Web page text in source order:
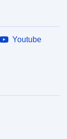
Youtube